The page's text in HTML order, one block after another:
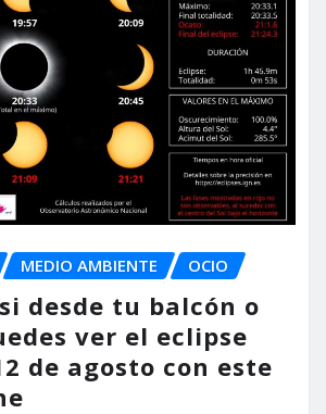
MEDIO AMBIENTE OCIO
desde tu balcón o
ver el eclipse
de agosto con este